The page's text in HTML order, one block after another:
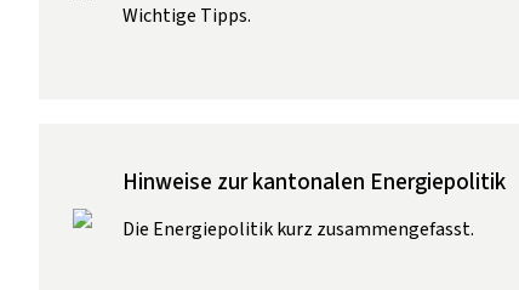
Wichtige Tipps.
Hinweise zur kantonalen Energiepolitik
Die Energiepolitik kurz zusammengefasst.